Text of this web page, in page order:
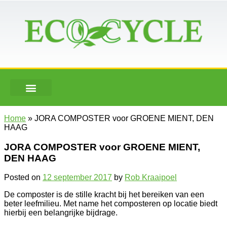
Home » JORA COMPOSTER voor GROENE MIENT, DEN
HAAG
JORA COMPOSTER voor GROENE MIENT,
DEN HAAG
Posted on 12 september 2017 by Rob Kraaipoel
De composter is de stille kracht bij het bereiken van een
beter leefmilieu. Met name het composteren op locatie biedt
hierbij een belangrijke bijdrage.